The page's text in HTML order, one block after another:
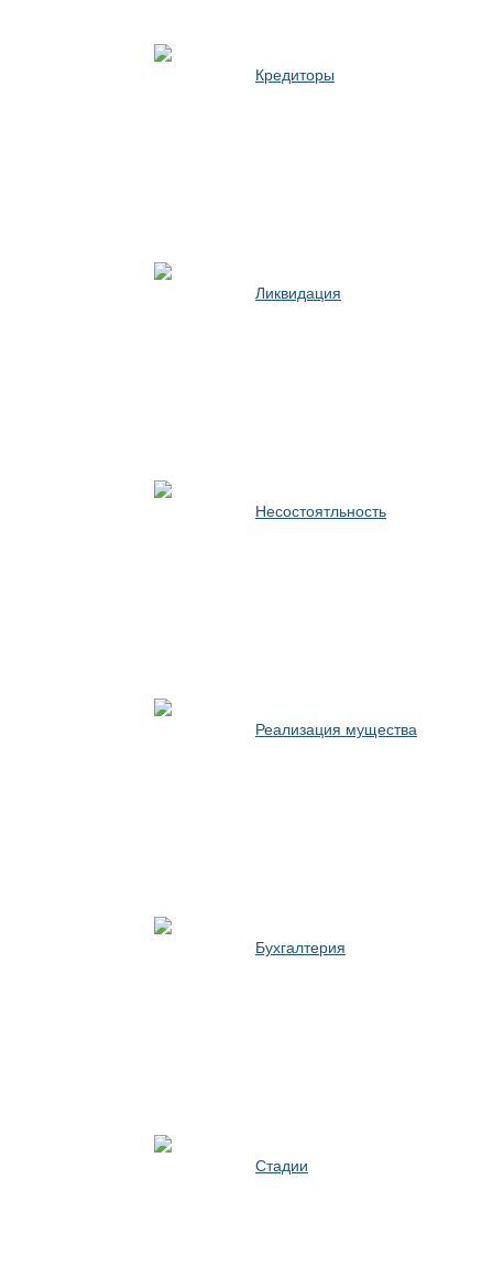
Кредиторы
Ликвидация
Несостоятльность
Реализация мущества
Бухгалтерия
Стадии